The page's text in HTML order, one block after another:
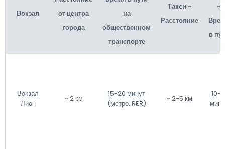
Вокзал
от центра
города
на
общественном
транспорте
Такси -
Расстояние
-
в
Вокзал
Лион
~ 2 км
15-20 минут
(метро, RER)
~ 2-5 км
10-